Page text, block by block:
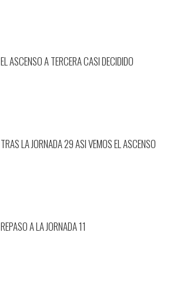
EL ASCENSO A TERCERA CASI DECIDIDO
TRAS LA JORNADA 29 ASI VEMOS EL ASCENSO
REPASO A LA JORNADA 11